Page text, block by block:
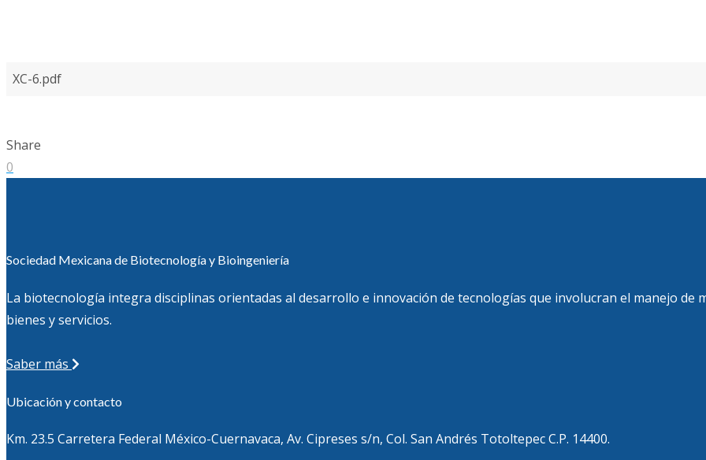
XC-6.pdf
Share
0
Sociedad Mexicana de Biotecnología y Bioingeniería
La biotecnología integra disciplinas orientadas al desarrollo e innovación de tecnologías que involucran el manejo de
bienes y servicios.
Saber más
Ubicación y contacto
Km. 23.5 Carretera Federal México-Cuernavaca, Av. Cipreses s/n, Col. San Andrés Totoltepec C.P. 14400.